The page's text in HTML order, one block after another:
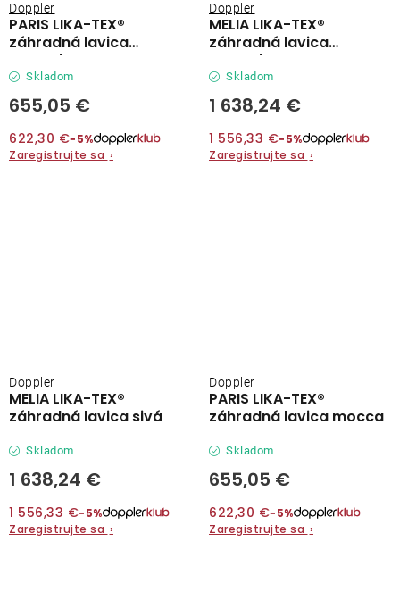
PARIS LIKA-TEX®
záhradná lavica
antracit
Doppler
Skladom
655,05 €
622,30 €−5%
Zaregistrujte sa ›
MELIA LIKA-TEX®
záhradná lavica
antracit
Doppler
Skladom
1 638,24 €
1 556,33 €−5%
Zaregistrujte sa ›
MELIA LIKA-TEX®
záhradná lavica sivá
Doppler
Skladom
1 638,24 €
1 556,33 €−5%
Zaregistrujte sa ›
PARIS LIKA-TEX®
záhradná lavica mocca
Doppler
Skladom
655,05 €
622,30 €−5%
Zaregistrujte sa ›